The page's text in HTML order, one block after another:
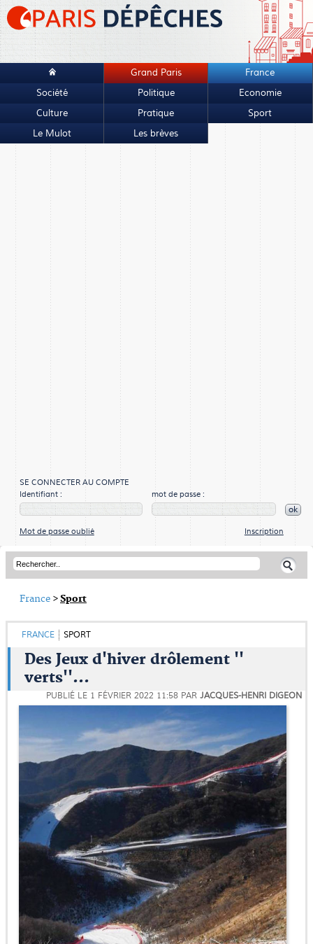
Grand Paris
France
Société
Politique
Economie
Culture
Pratique
Sport
Le Mulot
Les brèves
SE CONNECTER AU COMPTE
Identifiant :
mot de passe :
ok
Mot de passe oublié Inscription
France >Sport
FRANCE SPORT
Des Jeux d'hiver drôlement ''
verts''...
PUBLIÉ LE 1 FÉVRIER 2022 11:58 PAR JACQUES-HENRI DIGEON